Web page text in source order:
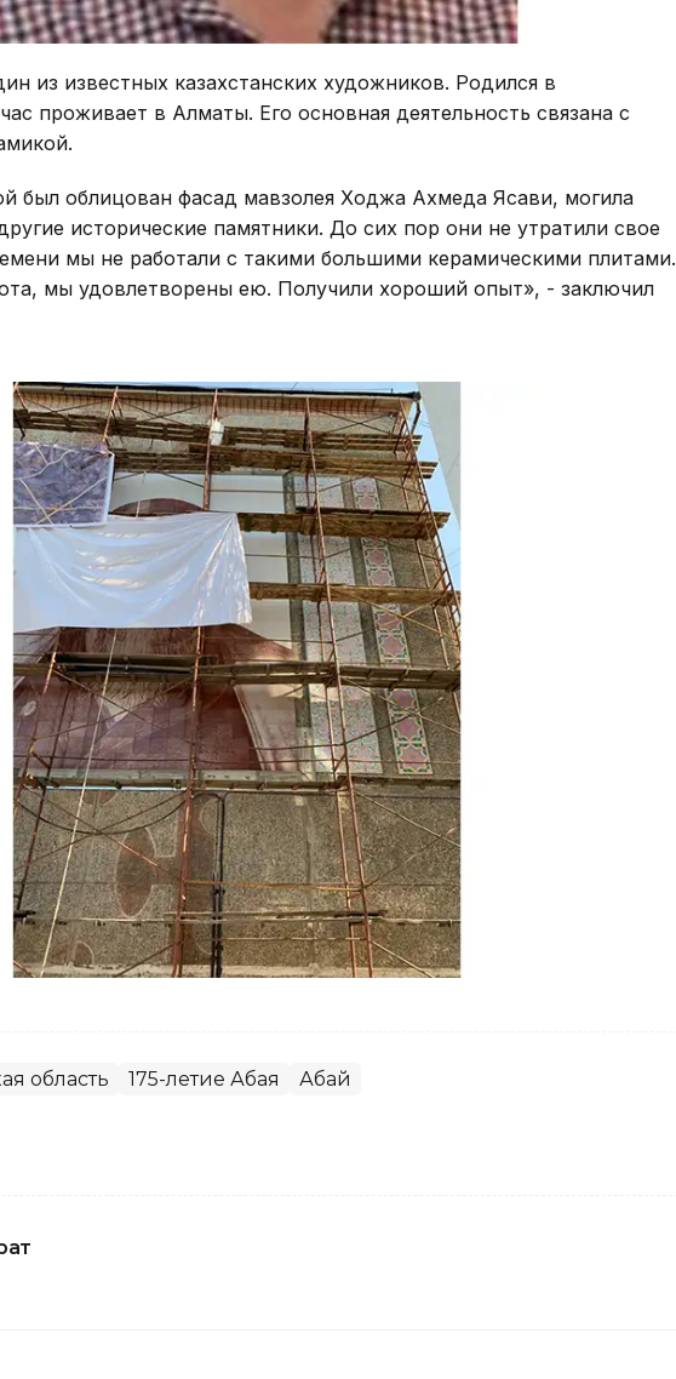
из известных казахстанских художников. Родился в
проживает в Алматы. Его основная деятельность связана с
был облицован фасад мавзолея Ходжа Ахмеда Ясави, могила
исторические памятники. До сих пор они не утратили свое
мы не работали с такими большими керамическими плитами.
мы удовлетворены ею. Получили хороший опыт», - заключил
область 175-летие Абая Абай